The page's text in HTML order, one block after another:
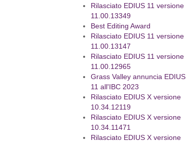
Rilasciato EDIUS 11 versione
11.00.13349
Best Editing Award
Rilasciato EDIUS 11 versione
11.00.13147
Rilasciato EDIUS 11 versione
11.00.12965
Grass Valley annuncia EDIUS
11 all'IBC 2023
Rilasciato EDIUS X versione
10.34.12119
Rilasciato EDIUS X versione
10.34.11471
Rilasciato EDIUS X versione